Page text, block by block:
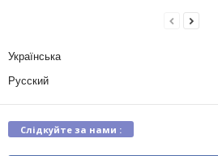
Українська
Русский
Слідкуйте за нами :